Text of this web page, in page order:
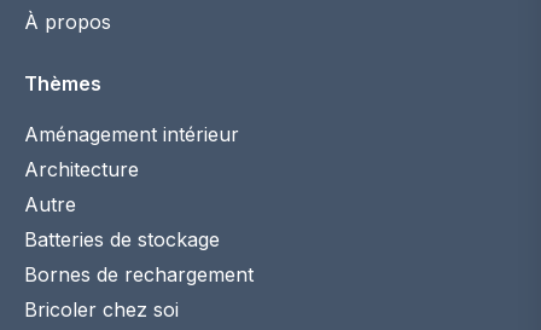
À propos
Thèmes
Aménagement intérieur
Architecture
Autre
Batteries de stockage
Bornes de rechargement
Bricoler chez soi